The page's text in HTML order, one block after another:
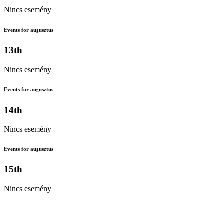
Nincs esemény
Events for augusztus
13th
Nincs esemény
Events for augusztus
14th
Nincs esemény
Events for augusztus
15th
Nincs esemény